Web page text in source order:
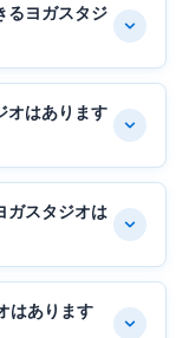
るヨガスタジ
オはあります
ガスタジオは
はあります